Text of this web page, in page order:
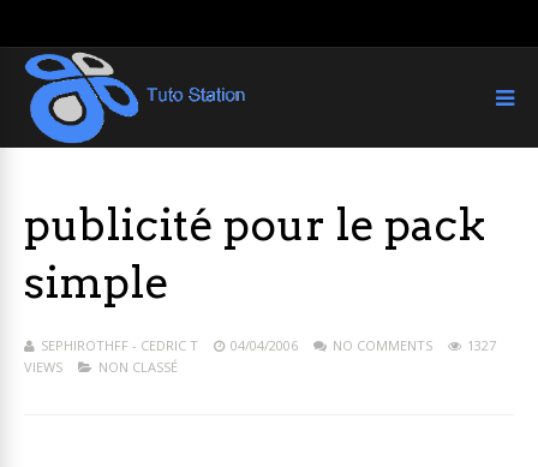
publicité pour le pack
simple
SEPHIROTHFF - CEDRIC T 04/04/2006 NO COMMENTS
1327
VIEWS
NON CLASSÉ